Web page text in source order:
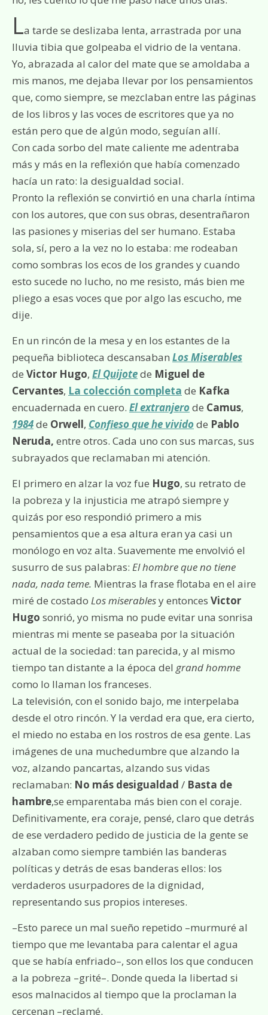
La tarde se deslizaba lenta, arrastrada por una
lluvia tibia que golpeaba el vidrio de la ventana.
Yo, abrazada al calor del mate que se amoldaba a
mis manos, me dejaba llevar por los pensamientos
que, como siempre, se mezclaban entre las páginas
de los libros y las voces de escritores que ya no
están pero que de algún modo, seguían allí.
Con cada sorbo del mate caliente me adentraba
más y más en la reflexión que había comenzado
hacía un rato: la desigualdad social.
Pronto la reflexión se convirtió en una charla íntima
con los autores, que con sus obras, desentrañaron
las pasiones y miserias del ser humano. Estaba
sola, sí, pero a la vez no lo estaba: me rodeaban
como sombras los ecos de los grandes y cuando
esto sucede no lucho, no me resisto, más bien me
pliego a esas voces que por algo las escucho, me
dije.
En un rincón de la mesa y en los estantes de la
pequeña biblioteca descansaban Los Miserables
de Victor Hugo, El Quijotede Miguel de
Cervantes, La colección completa de Kafka
encuadernada en cuero. El extranjerode Camus,
1984de Orwell, Confieso que he vividode Pablo
Neruda, entre otros. Cada uno con sus marcas, sus
subrayados que reclamaban mi atención.
El primero en alzar la voz fue Hugo, su retrato de
la pobreza y la injusticia me atrapó siempre y
quizás por eso respondió primero a mis
pensamientos que a esa altura eran ya casi un
monólogo en voz alta. Suavemente me envolvió el
susurro de sus palabras: El hombre que no tiene
nada, nada teme. Mientras la frase flotaba en el aire
miré de costado Los miserablesy entonces Victor
Hugo sonrió, yo misma no pude evitar una sonrisa
mientras mi mente se paseaba por la situación
actual de la sociedad: tan parecida, y al mismo
tiempo tan distante a la época del grand homme
como lo llaman los franceses.
La televisión, con el sonido bajo, me interpelaba
desde el otro rincón. Y la verdad era que, era cierto,
el miedo no estaba en los rostros de esa gente. Las
imágenes de una muchedumbre que alzando la
voz, alzando pancartas, alzando sus vidas
reclamaban: No más desigualdad / Basta de
hambre,se emparentaba más bien con el coraje.
Definitivamente, era coraje, pensé, claro que detrás
de ese verdadero pedido de justicia de la gente se
alzaban como siempre también las banderas
políticas y detrás de esas banderas ellos: los
verdaderos usurpadores de la dignidad,
representando sus propios intereses.
–Esto parece un mal sueño repetido –murmuré al
tiempo que me levantaba para calentar el agua
que se había enfriado–, son ellos los que conducen
a la pobreza –grité–. Donde queda la libertad si
esos malnacidos al tiempo que la proclaman la
cercenan –reclamé.